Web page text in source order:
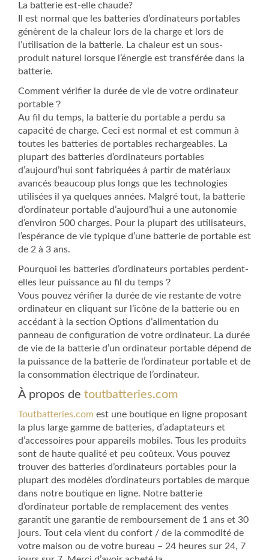
La batterie est-elle chaude?
Il est normal que les batteries d’ordinateurs portables
génèrent de la chaleur lors de la charge et lors de
l’utilisation de la batterie. La chaleur est un sous-
produit naturel lorsque l’énergie est transférée dans la
batterie.
Comment vérifier la durée de vie de votre ordinateur
portable？
Au fil du temps, la batterie du portable a perdu sa
capacité de charge. Ceci est normal et est commun à
toutes les batteries de portables rechargeables. La
plupart des batteries d’ordinateurs portables
d’aujourd’hui sont fabriquées à partir de matériaux
avancés beaucoup plus longs que les technologies
utilisées il ya quelques années. Malgré tout, la batterie
d’ordinateur portable d’aujourd’hui a une autonomie
d’environ 500 charges. Pour la plupart des utilisateurs,
l’espérance de vie typique d’une batterie de portable est
de 2 à 3 ans.
Pourquoi les batteries d’ordinateurs portables perdent-
elles leur puissance au fil du temps？
Vous pouvez vérifier la durée de vie restante de votre
ordinateur en cliquant sur l’icône de la batterie ou en
accédant à la section Options d’alimentation du
panneau de configuration de votre ordinateur. La durée
de vie de la batterie d’un ordinateur portable dépend de
la puissance de la batterie de l’ordinateur portable et de
la consommation électrique de l’ordinateur.
À propos de toutbatteries.com
Toutbatteries.com est une boutique en ligne proposant
la plus large gamme de batteries, d’adaptateurs et
d’accessoires pour appareils mobiles. Tous les produits
sont de haute qualité et peu coûteux. Vous pouvez
trouver des batteries d’ordinateurs portables pour la
plupart des modèles d’ordinateurs portables de marque
dans notre boutique en ligne. Notre batterie
d’ordinateur portable de remplacement des ventes
garantit une garantie de remboursement de 1 ans et 30
jours. Tout cela vient du confort / de la commodité de
votre maison ou de votre bureau – 24 heures sur 24, 7